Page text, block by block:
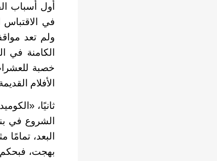
أول أسباب
في الاقتباس
ولم تعد
الكامنة في
خصبة
الأفلام
ثانيًا،
الشروع في
البعد،
بهجت، فبحكم